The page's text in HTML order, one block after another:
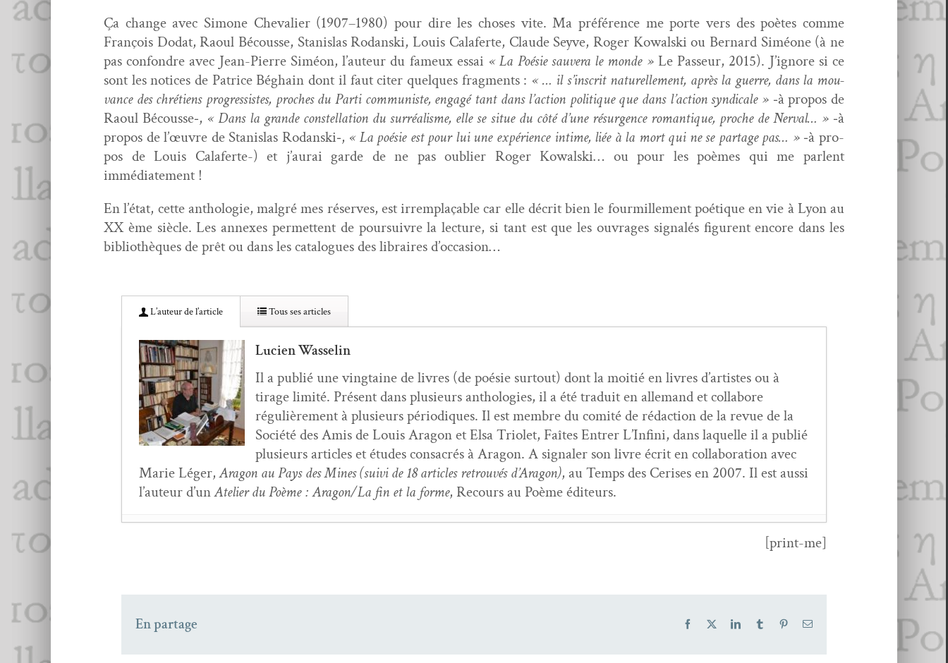
Ça change avec Simone Cheva­lier (1907–1980) pour dire les choses vite. Ma préférence me porte vers des poètes comme
François Dodat, Raoul Bécousse, Stanis­las Rodan­s­ki, Louis Calaferte, Claude Seyve, Roger Kowal­s­ki ou Bernard Siméone (à ne
pas con­fon­dre avec Jean-Pierre Siméon, l’auteur du fameux essai « La Poésie sauvera le monde »Le Passeur, 2015). J’ignore si ce
sont les notices de Patrice Béghain dont il faut citer quelques frag­ments : « … il s’inscrit naturelle­ment, après la guerre, dans la mou­
vance des chré­tiens pro­gres­sistes, proches du Par­ti com­mu­niste, engagé tant dans l’action poli­tique que dans l’action syn­di­cale » ‑à pro­pos de
Raoul Bécousse‑, « Dans la grande con­stel­la­tion du sur­réal­isme, elle se situe du côté d’une résur­gence roman­tique, proche de Ner­val… »‑à
pro­pos de l’œuvre de Stanis­las Rodanski‑, « La poésie est pour lui une expéri­ence intime, liée à la mort qui ne se partage pas… »‑à pro­
pos de Louis Calaferte-) et j’aurai garde de ne pas oubli­er Roger Kowal­s­ki… ou pour les poèmes qui me par­lent
immédiatement !
En l’état, cette antholo­gie, mal­gré mes réserves, est irrem­plaçable car elle décrit bien le four­mille­ment poé­tique en vie à Lyon au
XX ème siè­cle. Les annex­es per­me­t­tent de pour­suiv­re la lec­ture, si tant est que les ouvrages sig­nalés fig­urent encore dans les
bib­lio­thèques de prêt ou dans les cat­a­logues des libraires d’occasion…
L’au­teur de l’article Tous ses articles
Lucien Wasselin
Il a pub­lié une ving­taine de livres (de poésie surtout) dont la moitié en livres d’artistes ou à
tirage lim­ité. Présent dans plusieurs antholo­gies, il a été traduit en alle­mand et col­la­bore
régulière­ment à plusieurs péri­odiques. Il est mem­bre du comité de rédac­tion de la revue de la
Société des Amis de Louis Aragon et Elsa Tri­o­let, Faîtes Entr­er L’In­fi­ni, dans laque­lle il a pub­lié
plusieurs arti­cles et études con­sacrés à Aragon. A sig­naler son livre écrit en col­lab­o­ra­tion avec
Marie Léger,Aragon au Pays des Mines (suivi de 18 arti­cles retrou­vés d’Aragon), au Temps des Ceris­es en 2007. Il est aus­si
l’au­teur d’unAte­lier du Poème : Aragon/La fin et la forme, Recours au Poème éditeurs.
Frédéric Tison,
[print-me]
En partage Facebook LinkedInTumblr PinterestEmail